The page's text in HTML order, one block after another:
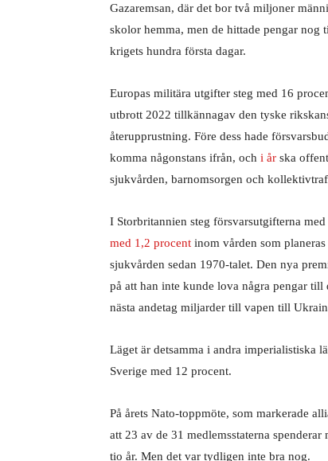
Gazaremsan, där det bor två miljoner
skolor hemma, men de hittade pengar
krigets hundra första dagar.
Europas militära utgifter steg med 16
utbrott 2022 tillkännagav den tyske
återupprustning. Före dess hade
komma någonstans ifrån, och i år ska
sjukvården, barnomsorgen och
I Storbritannien steg försvarsutgifterna
med 1,2 procent inom vården som
sjukvården sedan 1970-talet. Den nya
på att han inte kunde lova några pengar
nästa andetag miljarder till vapen till
Läget är detsamma i andra imperialistiska
Sverige med 12 procent.
På årets Nato-toppmöte, som markerade
att 23 av de 31 medlemsstaterna
tio år. Men det var tydligen inte bra nog.